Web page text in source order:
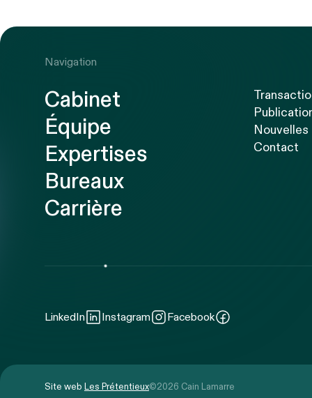
Navigation
Cabinet
Équipe
Expertises
Bureaux
Carrière
Nouvelles
Contact
LinkedIn Instagram Facebook
Site web Les Prétentieux©2026 Cain Lamarre